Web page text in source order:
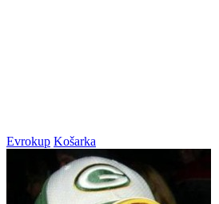
Evrokup Košarka